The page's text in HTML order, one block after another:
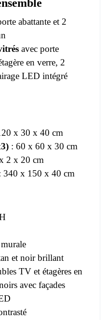
abattante et 2
avec porte
en verre, 2
LED intégré
x 30 x 40 cm
: 60 x 60 x 30 cm
2 x 20 cm
340 x 150 x 40 cm
et noir brillant
TV et étagères en
avec façades